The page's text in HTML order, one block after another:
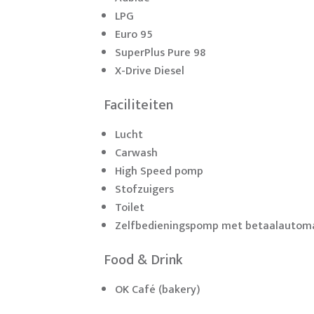
LPG
Euro 95
SuperPlus Pure 98
X-Drive Diesel
Faciliteiten
Lucht
Carwash
High Speed pomp
Stofzuigers
Toilet
Zelfbedieningspomp met
Food & Drink
OK Café (bakery)